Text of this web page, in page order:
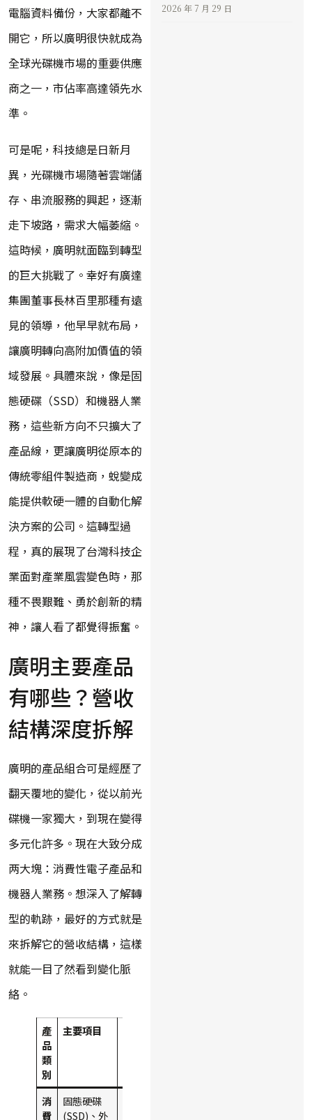
電腦資料備份，大家都離不
開它，所以廣明很快就成為
全球光碟機市場的重要供應
商之一，市佔率高達領先水
準。
可是呢，科技總是日新月
異，光碟機市場隨著雲端儲
存、串流服務的興起，逐漸
走下坡路，需求大幅萎縮。
這時候，廣明就面臨到轉型
的巨大挑戰了。幸好有廣達
集團董事長林百里那種有遠
見的領導，他早早就布局，
讓廣明轉向高附加價值的領
域發展。具體來說，像是固
態硬碟（SSD）和機器人業
務，這些新方向不只擴大了
產品線，更讓廣明從原本的
傳統零組件製造商，蛻變成
能提供軟硬一體的自動化解
決方案的公司。這轉型過
程，真的展現了台灣科技企
業面對產業風雲變色時，那
種不畏艱難、勇於創新的精
神，讓人看了都覺得振奮。
廣明主要產品
有哪些？營收
結構深度拆解
廣明的產品組合可是經歷了
翻天覆地的變化，從以前光
碟機一家獨大，到現在變得
多元化許多。現在大致分成
两大塊：消費性電子產品和
機器人業務。想深入了解轉
型的軌跡，最好的方式就是
來拆解它的營收結構，這樣
就能一目了然看到變化脈
絡。
產
品
類
別
主要項目
消
費
固態硬碟
(SSD)、外
2026 年 7 月 29 日